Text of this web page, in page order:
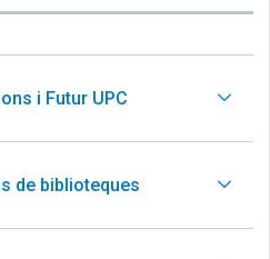
i Futur UPC
de biblioteques